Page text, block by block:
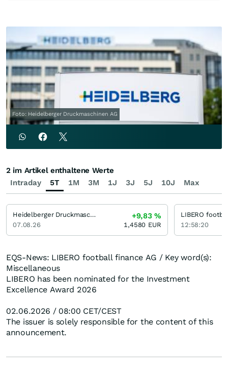
Foto: Heidelberger Druckmaschinen AG
EQS-News: LIBERO football finance AG / Key word(s):
Miscellaneous
LIBERO has been nominated for the Investment
Excellence Award 2026
02.06.2026 / 08:00 CET/CEST
The issuer is solely responsible for the content of this
announcement.
Intraday 5T 1M 3M 1J 3J 5J 10J Max
2 im Artikel enthaltene Werte
Heidelberger Druckmaschinen
07.08.26
+9,83%
1,4580 EUR
LIBERO
12:58:20